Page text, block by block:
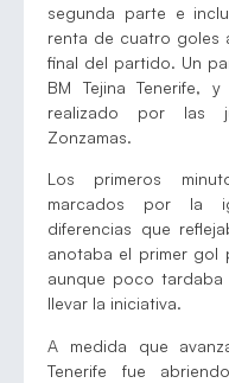
segunda parte e
renta de cuatro goles
final del partido. Un
BM Tejina Tenerife,
realizado por las
Zonzamas.
Los primeros
marcados por la
diferencias que
anotaba el primer gol
aunque poco tardaba
llevar la iniciativa.
A medida que
Tenerife fue